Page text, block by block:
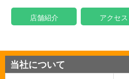
店舗紹介 アクセス
当社について